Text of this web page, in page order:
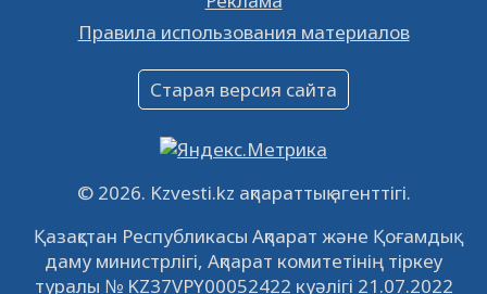
16.12.2022 61036
Объявление
09.12.2022
Свободные рабочие места
встречу с инвесторами в Кызылорде 22
ноября
21.11.2022 14939 0
© 2026. Kzvesti.kz ақпараттық агенттігі.
Қазақстан Республикасы Ақпарат және Қоғамдық
даму министрлігі, Ақпарат комитетінің тіркеу
туралы № KZ37VPY00052422 куәлігі 21.07.2022
Правила использования материалов
Старая версия сайта